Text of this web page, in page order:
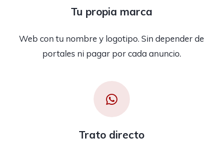
Tu propia marca
Web con tu nombre y logotipo. Sin depender de
portales ni pagar por cada anuncio.
Trato directo